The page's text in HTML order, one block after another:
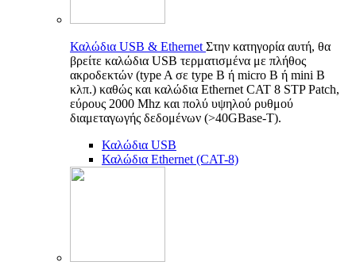
Καλώδια USB & Ethernet Στην κατηγορία αυτή, θα
βρείτε καλώδια USB τερματισμένα με πλήθος
ακροδεκτών (type A σε type B ή micro B ή mini B
κλπ.) καθώς και καλώδια Ethernet CAT 8 STP Patch,
εύρους 2000 Mhz και πολύ υψηλού ρυθμού
διαμεταγωγής δεδομένων (>40GBase-T).
Καλώδια USB
Καλώδια Ethernet (CAT-8)